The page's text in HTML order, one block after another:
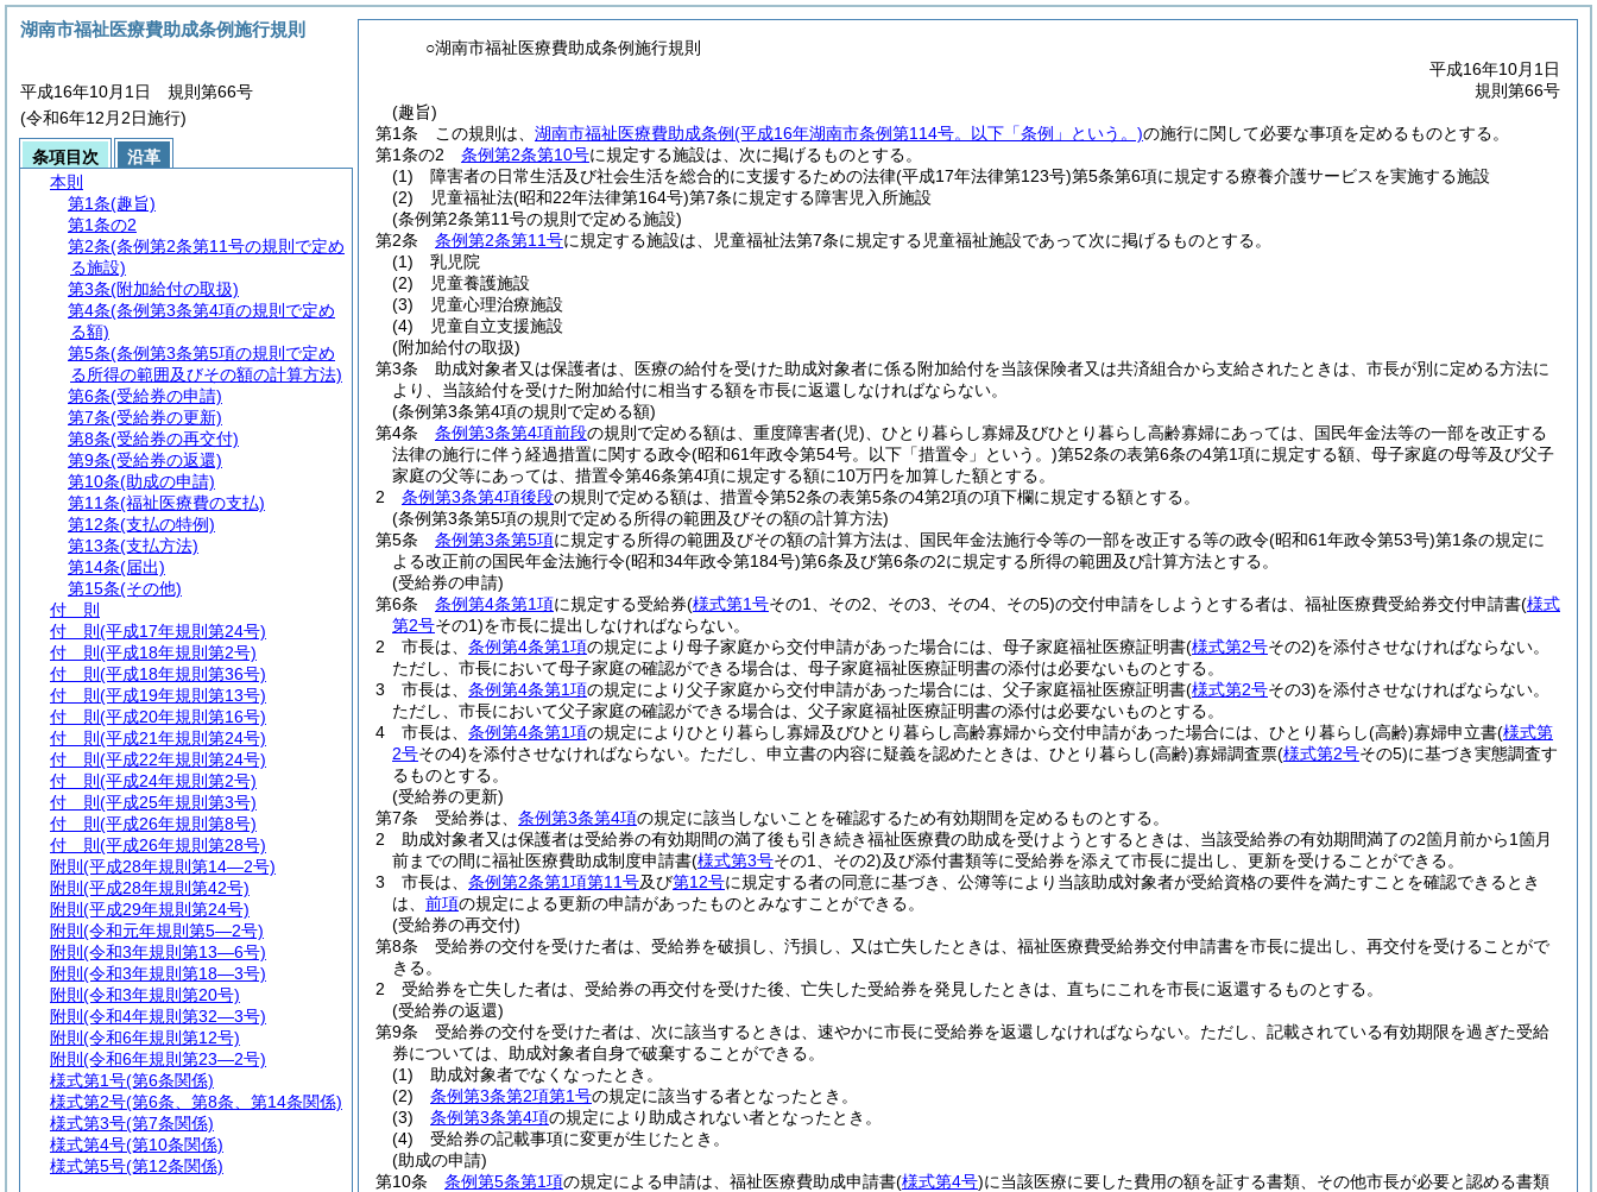
○湖南市福祉医療費助成条例施行規則
平成16年10月1日
規則第66号
(趣旨)
第1条
この規則は、 湖南市福祉医療費助成条例(平成16年湖南市条例第114号。以下「条例」という。)の施行に関して必要な事項を定めるものとする。
第1条の2
条例第2条第10号に規定する施設は、次に掲げるものとする。
(1)
障害者の日常生活及び社会生活を総合的に支援するための法律(平成17年法律第123号)第5条第6項に規定する療養介護サービスを実施する施設
(2)
児童福祉法(昭和22年法律第164号)第7条に規定する障害児入所施設
(条例第2条第11号の規則で定める施設)
第2条
条例第2条第11号に規定する施設は、児童福祉法第7条に規定する児童福祉施設であって次に掲げるものとする。
(1)
乳児院
(2)
児童養護施設
(3)
児童心理治療施設
(4)
児童自立支援施設
(附加給付の取扱)
第3条
助成対象者又は保護者は、医療の給付を受けた助成対象者に係る附加給付を当該保険者又は共済組合から支給されたときは、市長が別に定める方法に
より、当該給付を受けた附加給付に相当する額を市長に返還しなければならない。
(条例第3条第4項の規則で定める額)
第4条
条例第3条第4項前段の規則で定める額は、重度障害者(児) 、ひとり暮らし寡婦及びひとり暮らし高齢寡婦にあっては、国民年金法等の一部を改正する
法律の施行に伴う経過措置に関する政令(昭和61年政令第54号。以下「措置令」という。)第52条の表第6条の4第1項に規定する額、母子家庭の母等及び父子
家庭の父等にあっては、措置令第46条第4項に規定する額に10万円を加算した額とする。
2
条例第3条第4項後段の規則で定める額は、措置令第52条の表第5条の4第2項の項下欄に規定する額とする。
(条例第3条第5項の規則で定める所得の範囲及びその額の計算方法)
第5条
条例第3条第5項に規定する所得の範囲及びその額の計算方法は、国民年金法施行令等の一部を改正する等の政令(昭和61年政令第53号)第1条の規定に
よる改正前の国民年金法施行令(昭和34年政令第184号)第6条及び第6条の2に規定する所得の範囲及び計算方法とする。
(受給券の申請)
第6条
条例第4条第1項に規定する受給券(様式第1号その1、その2、その3、その4、その5)の交付申請をしようとする者は、福祉医療費受給券交付申請書(様式
第2号その1)を市長に提出しなければならない。
2
市長は、 条例第4条第1項の規定により母子家庭から交付申請があった場合には、母子家庭福祉医療証明書(様式第2号その2)を添付させなければならない。
ただし、市長において母子家庭の確認ができる場合は、母子家庭福祉医療証明書の添付は必要ないものとする。
3
市長は、 条例第4条第1項の規定により父子家庭から交付申請があった場合には、父子家庭福祉医療証明書(様式第2号その3)を添付させなければならない。
ただし、市長において父子家庭の確認ができる場合は、父子家庭福祉医療証明書の添付は必要ないものとする。
4
市長は、 条例第4条第1項の規定によりひとり暮らし寡婦及びひとり暮らし高齢寡婦から交付申請があった場合には、ひとり暮らし(高齢)寡婦申立書(様式第
2号その4)を添付させなければならない。 ただし、申立書の内容に疑義を認めたときは、ひとり暮らし(高齢)寡婦調査票(様式第2号その5)に基づき実態調査す
るものとする。
(受給券の更新)
第7条
受給券は、 条例第3条第4項の規定に該当しないことを確認するため有効期間を定めるものとする。
2
助成対象者又は保護者は受給券の有効期間の満了後も引き続き福祉医療費の助成を受けようとするときは、当該受給券の有効期間満了の2箇月前から1箇月
前までの間に福祉医療費助成制度申請書(様式第3号その1、その2)及び添付書類等に受給券を添えて市長に提出し、更新を受けることができる。
3
市長は、 条例第2条第1項第11号及び第12号に規定する者の同意に基づき、公簿等により当該助成対象者が受給資格の要件を満たすことを確認できるとき
は、 前項の規定による更新の申請があったものとみなすことができる。
(受給券の再交付)
第8条
受給券の交付を受けた者は、受給券を破損し、汚損し、又は亡失したときは、福祉医療費受給券交付申請書を市長に提出し、再交付を受けることがで
きる。
2
受給券を亡失した者は、受給券の再交付を受けた後、亡失した受給券を発見したときは、直ちにこれを市長に返還するものとする。
(受給券の返還)
第9条
受給券の交付を受けた者は、次に該当するときは、速やかに市長に受給券を返還しなければならない。 ただし、記載されている有効期限を過ぎた受給
券については、助成対象者自身で破棄することができる。
(1)
助成対象者でなくなったとき。
(2)
条例第3条第2項第1号の規定に該当する者となったとき。
(3)
条例第3条第4項の規定により助成されない者となったとき。
(4)
受給券の記載事項に変更が生じたとき。
(助成の申請)
第10条
条例第5条第1項の規定による申請は、福祉医療費助成申請書(様式第4号)に当該医療に要した費用の額を証する書類、その他市長が必要と認める書類
湖南市福祉医療費助成条例施行規則
平成16年10月1日 規則第66号
(令和6年12月2日施行)
条項目次
沿革
本則
第1条(趣旨)
第1条の2
第2条(条例第2条第11号の規則で定め
る施設)
第3条(附加給付の取扱)
第4条(条例第3条第4項の規則で定め
る額)
第5条(条例第3条第5項の規則で定め
る所得の範囲及びその額の計算方法)
第6条(受給券の申請)
第7条(受給券の更新)
第8条(受給券の再交付)
第9条(受給券の返還)
第10条(助成の申請)
第11条(福祉医療費の支払)
第12条(支払の特例)
第13条(支払方法)
第14条(届出)
第15条(その他)
付 則
付 則 (平成17年規則第24号)
付 則 (平成18年規則第2号)
付 則 (平成18年規則第36号)
付 則 (平成19年規則第13号)
付 則 (平成20年規則第16号)
付 則 (平成21年規則第24号)
付 則 (平成22年規則第24号)
付 則 (平成24年規則第2号)
付 則 (平成25年規則第3号)
付 則 (平成26年規則第8号)
付 則 (平成26年規則第28号)
附則 (平成28年規則第14―2号)
附則 (平成28年規則第42号)
附則 (平成29年規則第24号)
附則 (令和元年規則第5―2号)
附則 (令和3年規則第13―6号)
附則 (令和3年規則第18―3号)
附則 (令和3年規則第20号)
附則 (令和4年規則第32―3号)
附則 (令和6年規則第12号)
附則 (令和6年規則第23―2号)
様式第1号(第6条関係)
様式第2号(第6条、第8条、第14条関係)
様式第3号(第7条関係)
様式第4号(第10条関係)
様式第5号(第12条関係)